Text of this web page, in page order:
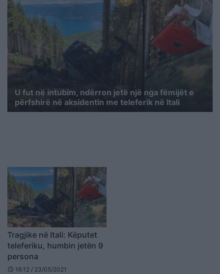
U fut në intubim, ndërron jetë një nga fëmijët e
përfshirë në aksidentin me teleferik në Itali
Tragjike në Itali: Këputet
teleferiku, humbin jetën 9
persona
schedule 16:12 / 23/05/2021